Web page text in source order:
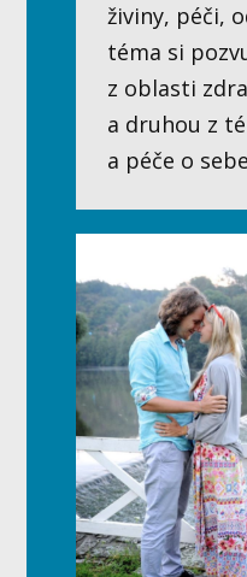
živiny, péči,
téma si
z oblasti
a druhou z
a péče o